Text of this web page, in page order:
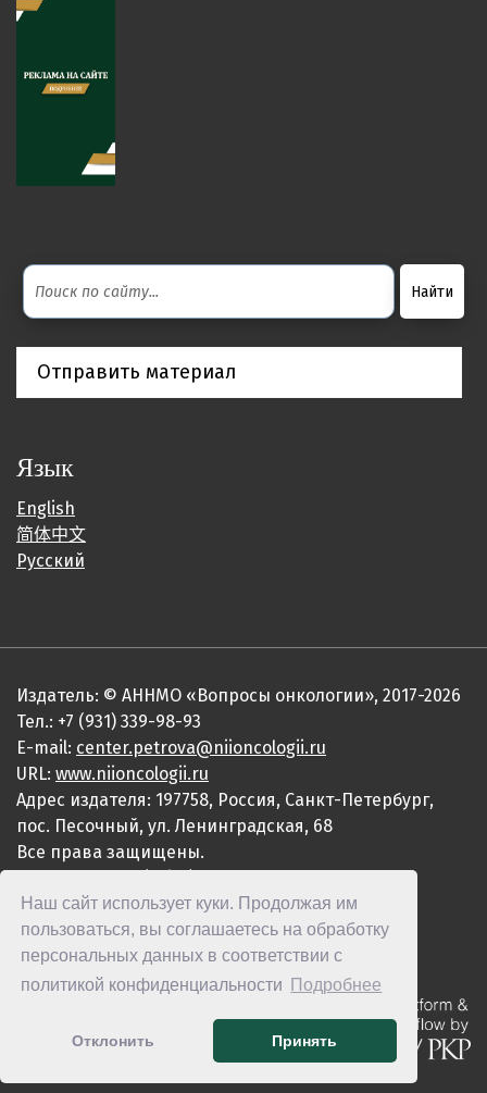
Наш сайт использует куки. Продолжая им
пользоваться, вы соглашаетесь на обработку
персональных данных в соответствии с
политикой конфиденциальности
Подробнее
Отклонить Принять
Отправить материал
Язык
English
简体中文
Русский
Издатель: © АННМО «Вопросы онкологии», 2017-2026
Тел.: +7 (931) 339-98-93
E-mail: center.petrova@niioncologii.ru
URL: www.niioncologii.ru
Адрес издателя: 197758, Россия, Санкт-Петербург,
пос. Песочный, ул. Ленинградская, 68
Все права защищены.
ISSN 2949-4915 (Online)